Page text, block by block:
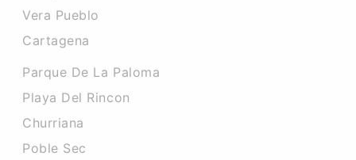
Vera Pueblo
Cartagena
Parque De La Paloma
Playa Del Rincon
Churriana
Poble Sec